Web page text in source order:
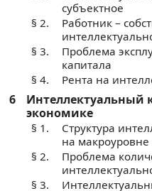
субъектное
§ 2.
Работник –
§ 3.
Проблема
капитала
§ 4.
Рента на
6
Интеллектуальный
экономике
§ 1.
Структура
на макроуровне
§ 2.
Проблема
§ 3.